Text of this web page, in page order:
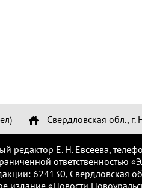
Свердловская обл., г.
редактор Е. Н. Евсеева,
ответственностью
624130, Свердловская